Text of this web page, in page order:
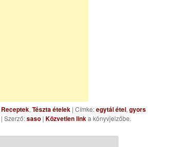
Receptek, Tészta ételek | Címke:egytál étel, gyors
| Szerző:saso | Közvetlen linka könyvjelzőbe.